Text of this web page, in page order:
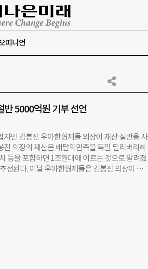
피니언
반 5000억원 기부 선언
자인 김봉진 우아한형제들 의장이 재산 절반을 사
의장의 재산은 배달의민족을 독일 딜리버리히
등을 포함하면 1조원대에 이르는 것으로 알려졌
정된다. 이날 우아한형제들은 김봉진 의장이 아내